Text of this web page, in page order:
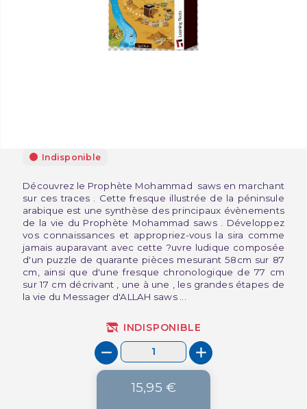
Indisponible
Découvrez le Prophète Mohammad saws en marchant
sur ces traces . Cette fresque illustrée de la péninsule
arabique est une synthèse des principaux évènements
de la vie du Prophète Mohammad saws . Développez
vos connaissances et appropriez-vous la sira comme
jamais auparavant avec cette ?uvre ludique composée
d'un puzzle de quarante pièces mesurant 58cm sur 87
cm, ainsi que d'une fresque chronologique de 77 cm
sur 17 cm décrivant , une à une , les grandes étapes de
la vie du Messager d'ALLAH saws ...
INDISPONIBLE
15,95 €